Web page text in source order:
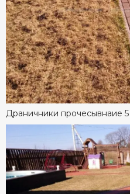
Драничники прочесывнаие 5